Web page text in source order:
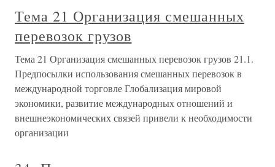
Тема 21 Организация смешанных
перевозок грузов
Тема 21 Организация смешанных перевозок грузов 21.1.
Предпосылки использования смешанных перевозок в
международной торговле Глобализация мировой
экономики, развитие международных отношений и
внешнеэкономических связей привели к необходимости
организации